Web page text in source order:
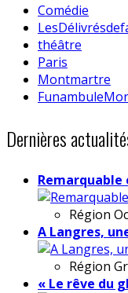
Comédie
théâtre
Paris
Montmartre
Dernières
Région
A Langres,
Région
« Le rêve du